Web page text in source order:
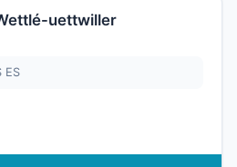
uettwiller
ES